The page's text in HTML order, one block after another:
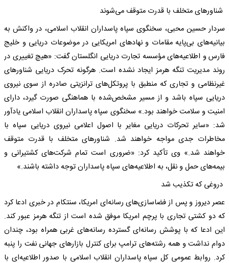
شناور‌های متخلف با قدرت متوقف می‌شوند
سردار حسین محبی، سخنگوی سپاه پاسداران انقلاب اسلامی، در واکنش به
بیانیه‌های بی‌پایه مقامات و نهاد‌های امریکایی در موضوعات دریایی و خلیج
فارس و اطلاعیه‌های مؤسسه تجارت دریایی انگلستان گفت: «هیچ تغییری در
روند مدیریت تنگه هرمز ایجاد نشده است. هرگونه تحرک دریایی شناور‌های
غیرنظامی و تجاری که منطبق با پروتکل‌های ترانزیتی صادره از سوی نیروی
دریایی سپاه باشد و از مسیر مشخص‌شده با هماهنگی صورت گیرد، دارای
امنیت و سلامت خواهند بود.» سخنگوی سپاه پاسداران انقلاب اسلامی یادآور
شد: «سایر تحرکات دریایی مغایر با اصول اعلامی نیروی دریایی سپاه با
مخاطرات جدی مواجه خواهند شد. شناور‌های متخلف با قدرت متوقف
خواهند شد.» وی تأکید کرد: «ضروری است تمام شرکت‌های کشتیرانی و
بیمه‌های حمل و نقل، به اطلاعیه‌های سپاه پاسداران توجه داشته باشند.»
دروغی که تکذیب شد
عصر دیروز و پس از فضاسازی‌های رسانه‌ای امریکا، سنتکام در خبری ادعا کرد
که دو کشتی تجاری با پرچم امریکا موفق شده است از تنگه هرمز عبور کند.
این ادعا که با پوشش رسانه‌ای گسترده رسانه‌های غربی همراه بود، چندان
دوام نداشت و همه رشته‌های ترامپ برای کنترل بازار‌های جهانی نفت را پنبه
کرد. روابط عمومی کل سپاه پاسداران انقلاب اسلامی با صدور اطلاعیه‌ای با